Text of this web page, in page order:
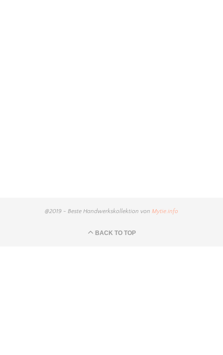
@2019 - Beste Handwerkskollektion von Mytie.info
BACK TO TOP